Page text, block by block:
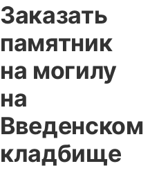
Заказать
памятник
на могилу
на
Введенском
кладбище